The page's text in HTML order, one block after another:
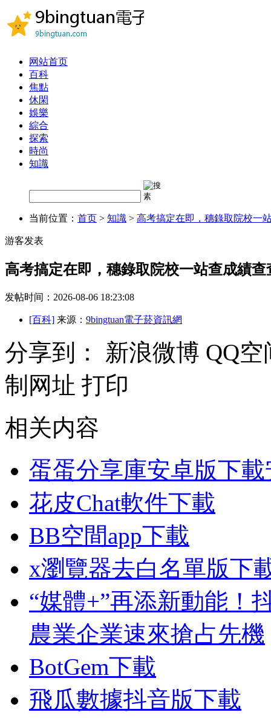
网站首页
百科
焦點
休閑
娛樂
綜合
探索
時尚
知識
当前位置： 首页 > 知識 > 高考搞定在即，穗錄取院校一
游客发表
高考搞定在即，穗錄取院校一站查成績查
发帖时间：2026-08-06 18:23:08
[百科] 来源： 9bingtuan電子菸資訊網
分享到： 新浪微博 QQ空
制网址 打印
相关内容
蛋蛋分享庫安卓版下
花皮Chat軟件下載
BB空間app下載
x瀏覽器去白名單版下
“媒體+”再添新動能！
農業企業速來搶占先機
BotGem下載
飛瓜數據抖音版下載